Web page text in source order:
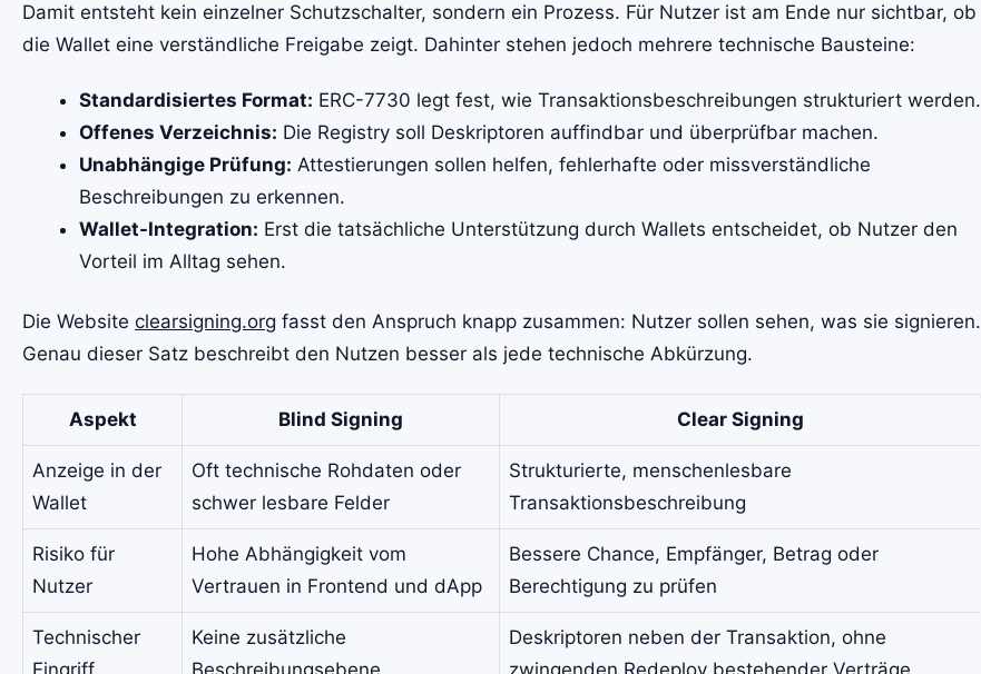
Damit entsteht kein einzelner Schutzschalter, sondern ein Prozess. Für Nutzer ist am Ende nur sichtbar, ob
die Wallet eine verständliche Freigabe zeigt. Dahinter stehen jedoch mehrere technische Bausteine:
Standardisiertes Format: ERC-7730 legt fest, wie Transaktionsbeschreibungen strukturiert werden.
Offenes Verzeichnis: Die Registry soll Deskriptoren auffindbar und überprüfbar machen.
Unabhängige Prüfung: Attestierungen sollen helfen, fehlerhafte oder missverständliche
Beschreibungen zu erkennen.
Wallet-Integration: Erst die tatsächliche Unterstützung durch Wallets entscheidet, ob Nutzer den
Vorteil im Alltag sehen.
Die Website clearsigning.org fasst den Anspruch knapp zusammen: Nutzer sollen sehen, was sie signieren.
Genau dieser Satz beschreibt den Nutzen besser als jede technische Abkürzung.
Aspekt Blind Signing Clear Signing
Anzeige in der
Wallet
Oft technische Rohdaten oder
schwer lesbare Felder
Strukturierte, menschenlesbare
Transaktionsbeschreibung
Risiko für
Nutzer
Hohe Abhängigkeit vom
Vertrauen in Frontend und dApp
Bessere Chance, Empfänger, Betrag oder
Berechtigung zu prüfen
Technischer
Eingriff
Keine zusätzliche
Beschreibungsebene
Deskriptoren neben der Transaktion, ohne
zwingenden Redeploy bestehender Verträge